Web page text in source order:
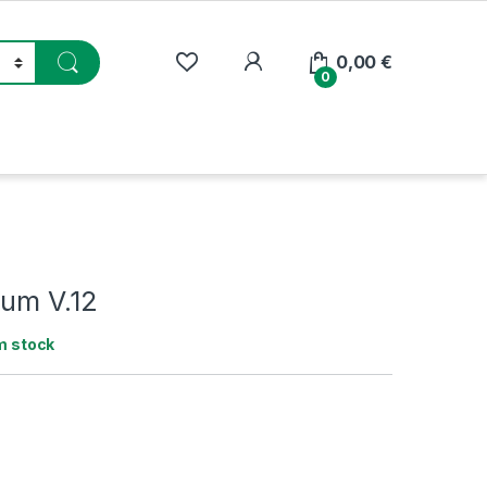
My Account
0
0,00€
V.12
stock